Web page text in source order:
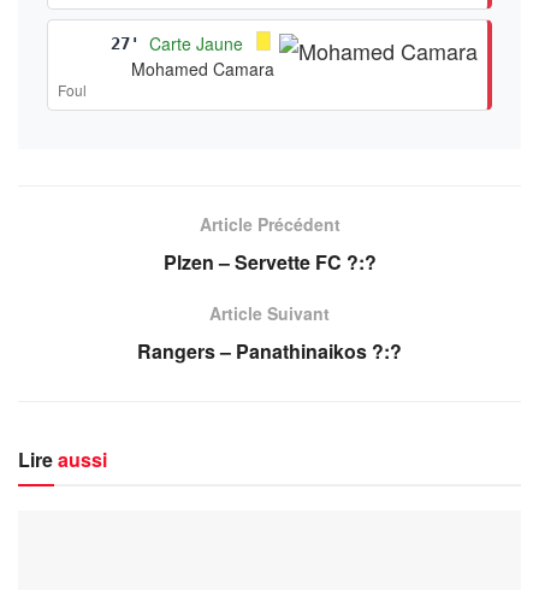
27'
Carte Jaune
Mohamed Camara
Foul
Article Précédent
Plzen – Servette FC ?:?
Article Suivant
Rangers – Panathinaikos ?:?
Lireaussi